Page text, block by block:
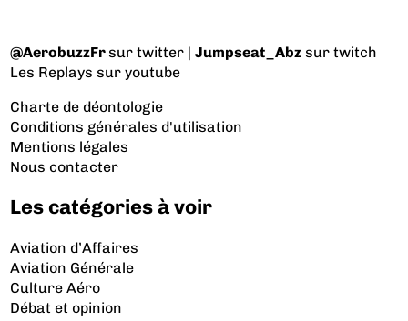
@AerobuzzFrsur twitter |Jumpseat_Abz sur twitch
Les Replays sur youtube
Charte de déontologie
Conditions générales d'utilisation
Mentions légales
Nous contacter
Les catégories à voir
Aviation d’Affaires
Aviation Générale
Culture Aéro
Débat et opinion